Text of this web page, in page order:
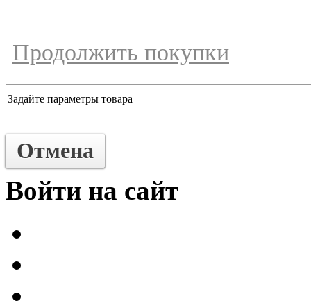
Продолжить покупки
Задайте параметры товара
Отмена
Войти на сайт